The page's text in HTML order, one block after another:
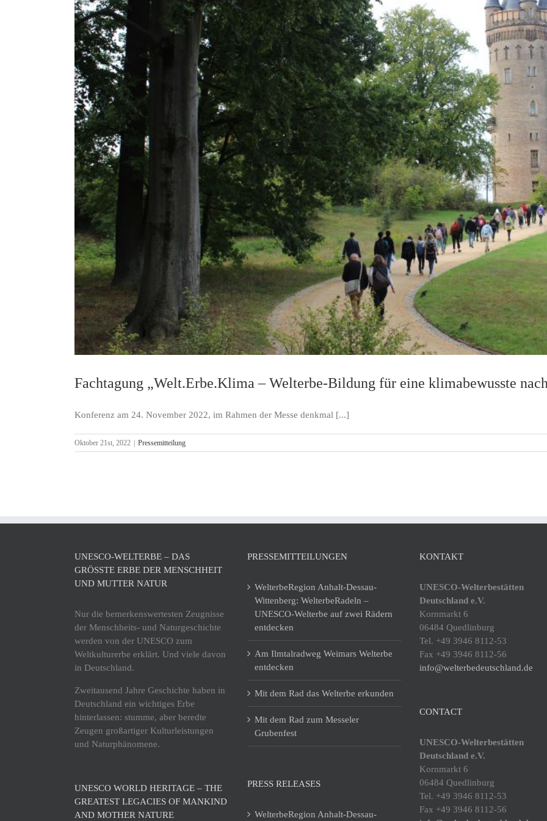
Dom und Michaeliskirche in
Hildesheim
Karolingisches Westwerk und
Corvey
Fachtagung „Welt.Erbe.Klima – Welterbe-Bildung für eine klimabewusste
Konferenz am 24. November 2022, im Rahmen der Messe denkmal [...]
Oktober 21st, 2022 | Pressemitteilung
UNESCO-WELTERBE – DAS
GRÖSSTE ERBE DER MENSCHHEIT U
ND MUTTER NATUR
Nur die bemerkenswertesten Zeugnisse
der Menschheits- und Naturgeschichte
werden von der UNESCO zum
Weltkulturerbe erklärt. Und viele davon
in Deutschland.
Zweitausend Jahre Geschichte haben in
Deutschland ein wichtiges Erbe
hinterlassen: stumme, aber beredte
Zeugen großartiger Kulturleistungen
und Naturphänomene.
UNESCO WORLD HERITAGE – THE
GREATEST LEGACIES OF MANKIND
AND MOTHER NATURE
PRESSEMITTEILUNGEN
WelterbeRegion Anhalt-Dessau-
Wittenberg: WelterbeRadeln –
UNESCO-Welterbe auf zwei Rädern
entdecken
Am Ilmtalradweg Weimars Welterbe
entdecken
Mit dem Rad das Welterbe erkunden
Mit dem Rad zum Messeler
Grubenfest
PRESS RELEASES
WelterbeRegion Anhalt-Dessau-
KONTAKT
UNESCO-Welterbestätten
Deutschland e.V.
Kornmarkt 6
06484 Quedlinburg
Tel. +49 3946 8112-53
Fax +49 3946 8112-56
info@welterbedeutschland.de
CONTACT
UNESCO-Welterbestätten
Deutschland e.V.
Kornmarkt 6
06484 Quedlinburg
Tel. +49 3946 8112-53
Fax +49 3946 8112-56